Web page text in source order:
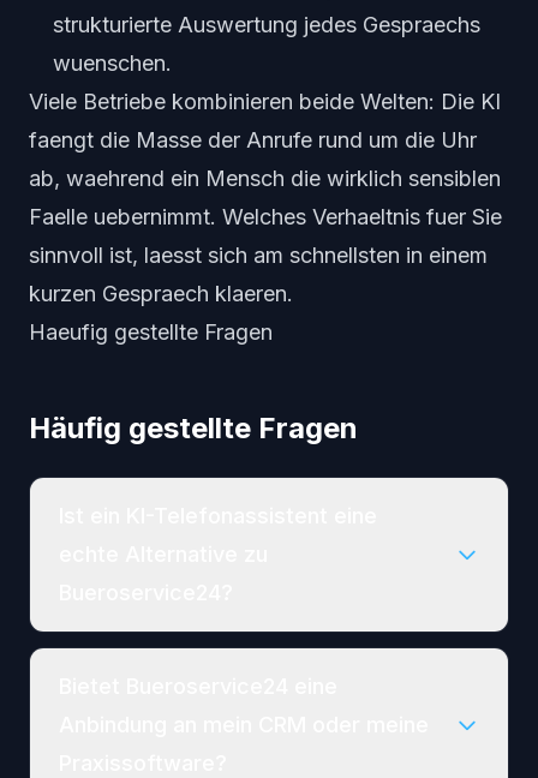
strukturierte Auswertung jedes Gespraechs
wuenschen.
Viele Betriebe kombinieren beide Welten: Die KI
faengt die Masse der Anrufe rund um die Uhr
ab, waehrend ein Mensch die wirklich sensiblen
Faelle uebernimmt. Welches Verhaeltnis fuer Sie
sinnvoll ist, laesst sich am schnellsten in einem
kurzen Gespraech klaeren.
Haeufig gestellte Fragen
Häufig gestellte Fragen